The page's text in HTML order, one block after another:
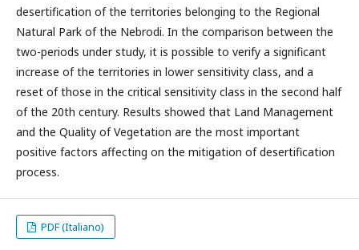
desertification of the territories belonging to the Regional
Natural Park of the Nebrodi. In the comparison between the
two-periods under study, it is possible to verify a significant
increase of the territories in lower sensitivity class, and a
reset of those in the critical sensitivity class in the second half
of the 20th century. Results showed that Land Management
and the Quality of Vegetation are the most important
positive factors affecting on the mitigation of desertification
process.
PDF (Italiano)